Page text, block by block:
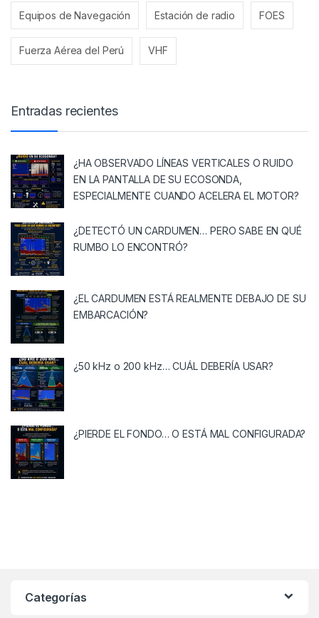
Equipos de Navegación Estación de radio FOES
Fuerza Aérea del Perú VHF
Entradas recientes
¿HA OBSERVADO LÍNEAS VERTICALES O RUIDO
EN LA PANTALLA DE SU ECOSONDA,
ESPECIALMENTE CUANDO ACELERA EL MOTOR?
¿DETECTÓ UN CARDUMEN… PERO SABE EN QUÉ
RUMBO LO ENCONTRÓ?
¿EL CARDUMEN ESTÁ REALMENTE DEBAJO DE SU
EMBARCACIÓN?
¿50 kHz o 200 kHz… CUÁL DEBERÍA USAR?
¿PIERDE EL FONDO… O ESTÁ MAL CONFIGURADA?
Categorías